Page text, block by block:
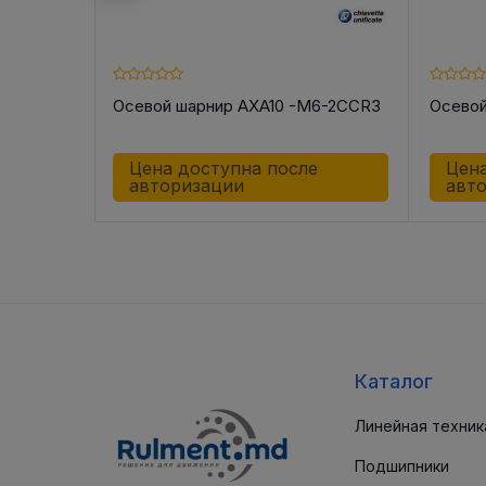
Осевой шарнир AXA10 -M6-2CCR3
Цена доступна после
авторизации
Каталог
Линейная
Подшипники